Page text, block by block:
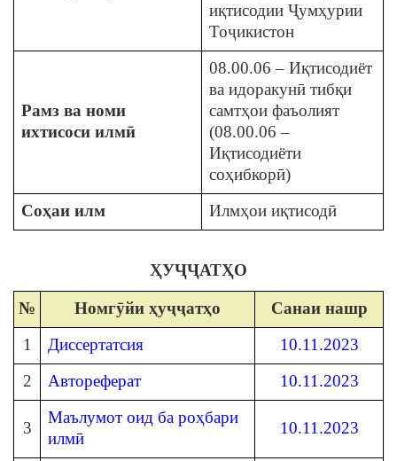
иқтисодии Ҷумҳурии
Тоҷикистон
Рамз ва номи
ихтисоси илмӣ
08.00.06 – Иқтисодиёт
ва идоракунӣ тибқи
самтҳои фаъолият
(08.00.06 –
Иқтисодиёти
соҳибкорӣ)
Соҳаи илм
Илмҳои иқтисодӣ
ҲУҶҶАТҲО
№ Номгӯйи ҳуҷҷатҳо
Санаи нашр
1
Диссертатсия
10.11.2023
2
Автореферат 10.11.2023
3
Маълумот оид ба роҳбари
илмӣ
10.11.2023